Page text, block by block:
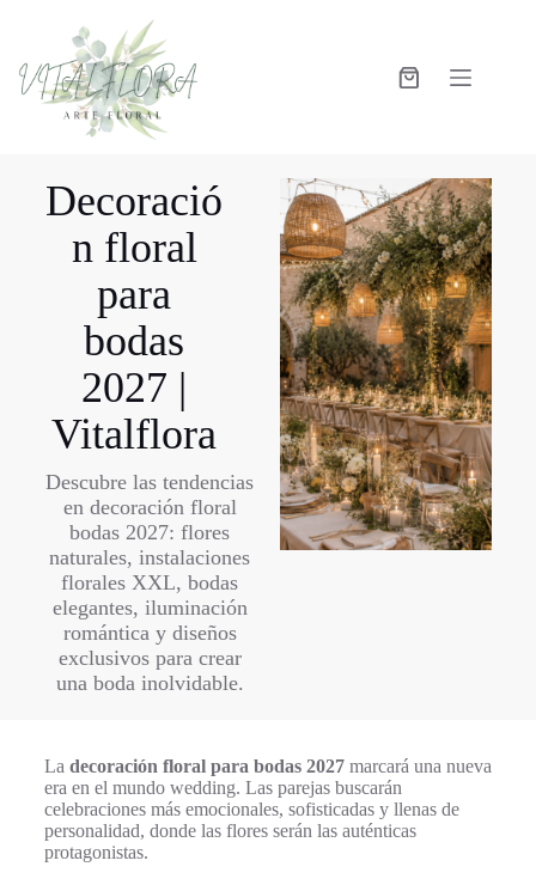
Decoració
n floral
para
bodas
2027 |
Vitalflora
Descubre las tendencias
en decoración floral
bodas 2027: flores
naturales, instalaciones
florales XXL, bodas
elegantes, iluminación
romántica y diseños
exclusivos para crear
una boda inolvidable.
La decoración floral para bodas 2027marcará una nueva
era en el mundo wedding. Las parejas buscarán
celebraciones más emocionales, sofisticadas y llenas de
personalidad, donde las flores serán las auténticas
protagonistas.